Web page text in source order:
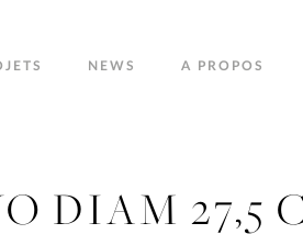
NEWS A PROPOS
DIAM 27,5